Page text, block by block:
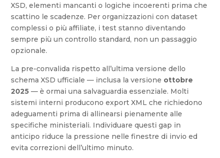
XSD, elementi mancanti o logiche incoerenti prima che
scattino le scadenze. Per organizzazioni con dataset
complessi o più affiliate, i test stanno diventando
sempre più un controllo standard, non un passaggio
opzionale.
La pre-convalida rispetto all’ultima versione dello
schema XSD ufficiale — inclusa la versione ottobre
2025 — è ormai una salvaguardia essenziale. Molti
sistemi interni producono export XML che richiedono
adeguamenti prima di allinearsi pienamente alle
specifiche ministeriali. Individuare questi gap in
anticipo riduce la pressione nelle finestre di invio ed
evita correzioni dell’ultimo minuto.